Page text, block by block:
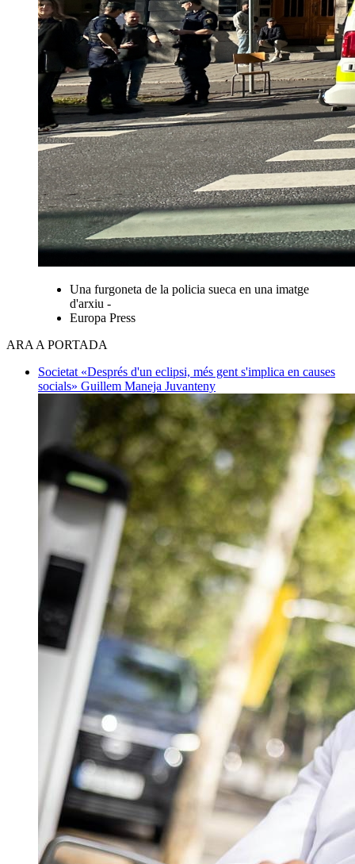
Una furgoneta de la policia sueca en una imatge
d'arxiu -
Europa Press
ARA A PORTADA
Societat «Després d'un eclipsi, més gent s'implica en causes
socials» Guillem Maneja Juvanteny